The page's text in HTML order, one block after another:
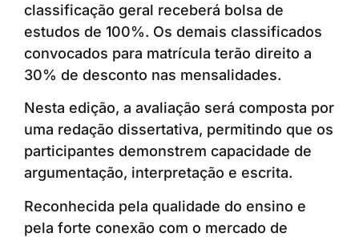
classificação geral receberá bolsa de
estudos de 100%. Os demais classificados
convocados para matrícula terão direito a
30% de desconto nas mensalidades.
Nesta edição, a avaliação será composta por
uma redação dissertativa, permitindo que os
participantes demonstrem capacidade de
argumentação, interpretação e escrita.
Reconhecida pela qualidade do ensino e
pela forte conexão com o mercado de